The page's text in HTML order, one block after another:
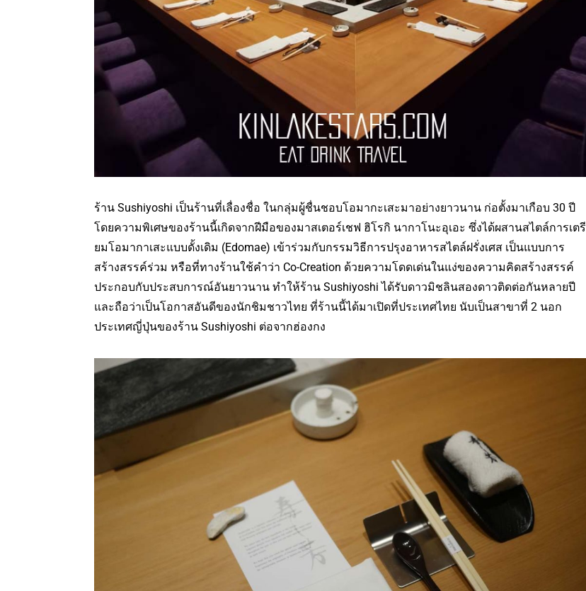
ร้าน Sushiyoshi เป็นร้านที่เลื่องชื่อ ในกลุ่มผู้ชื่นชอบโอมากะเสะมาอย่างยาวนาน ก่อตั้งมาเกือบ 30 ปี
โดยความพิเศษของร้านนี้เกิดจากฝีมือของมาสเตอร์เชฟ ฮิโรกิ นากาโนะอุเอะ ซึ่งได้ผสานสไตล์การเตรี
ยมโอมากาเสะแบบดั้งเดิม (Edomae) เข้าร่วมกับกรรมวิธีการปรุงอาหารสไตล์ฝรั่งเศส เป็นแบบการ
สร้างสรรค์ร่วม หรือที่ทางร้านใช้คำว่า Co-Creation ด้วยความโดดเด่นในแง่ของความคิดสร้างสรรค์
ประกอบกับประสบการณ์อันยาวนาน ทำให้ร้าน Sushiyoshi ได้รับดาวมิชลินสองดาวติดต่อกันหลายปี
และถือว่าเป็นโอกาสอันดีของนักชิมชาวไทย ที่ร้านนี้ได้มาเปิดที่ประเทศไทย นับเป็นสาขาที่ 2 นอก
ประเทศญี่ปุ่นของร้าน Sushiyoshi ต่อจากฮ่องกง